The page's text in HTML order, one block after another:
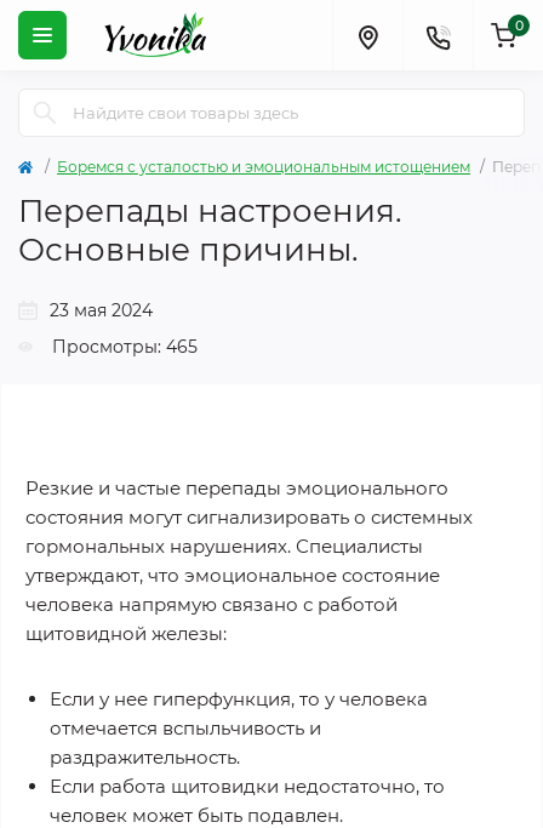
0
Боремся с усталостью и эмоциональным истощением
Перепады настроения.
Основные причины.
23 мая 2024
Просмотры: 465
Резкие и частые перепады эмоционального
состояния могут сигнализировать о системных
гормональных нарушениях. Специалисты
утверждают, что эмоциональное состояние
человека напрямую связано с работой
щитовидной железы:
Если у нее гиперфункция, то у человека
отмечается вспыльчивость и
раздражительность.
Если работа щитовидки недостаточно, то
человек может быть подавлен.